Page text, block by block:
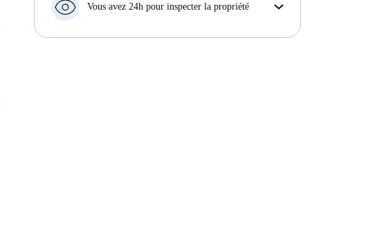
préavis, nous allons soit (A) vous payer une chambre
soit (B) vous rembourser en totalité.
Vous avez 24h pour inspecter la propriété